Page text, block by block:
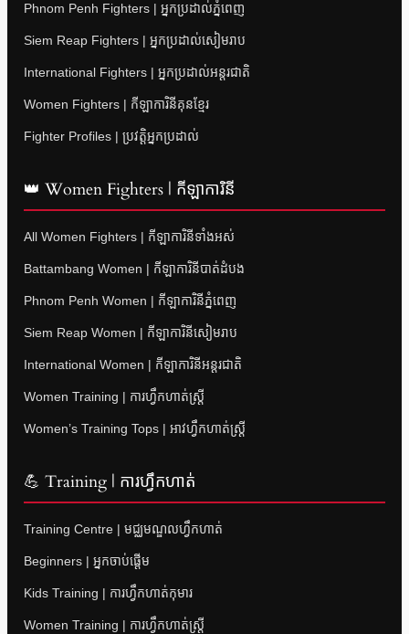
Phnom Penh Fighters | អ្នកប្រដាល់ភ្នំពេញ
Siem Reap Fighters | អ្នកប្រដាល់សៀមរាប
International Fighters | អ្នកប្រដាល់អន្តរជាតិ
Women Fighters | កីឡាការិនីគុនខ្មែរ
Fighter Profiles | ប្រវត្តិអ្នកប្រដាល់
👑 Women Fighters | កីឡាការិនី
All Women Fighters | កីឡាការិនីទាំងអស់
Battambang Women | កីឡាការិនីបាត់ដំបង
Phnom Penh Women | កីឡាការិនីភ្នំពេញ
Siem Reap Women | កីឡាការិនីសៀមរាប
International Women | កីឡាការិនីអន្តរជាតិ
Women Training | ការហ្វឹកហាត់ស្ត្រី
Women’s Training Tops | អាវហ្វឹកហាត់ស្ត្រី
💪 Training | ការហ្វឹកហាត់
Training Centre | មជ្ឈមណ្ឌលហ្វឹកហាត់
Beginners | អ្នកចាប់ផ្តើម
Kids Training | ការហ្វឹកហាត់កុមារ
Women Training | ការហ្វឹកហាត់ស្ត្រី